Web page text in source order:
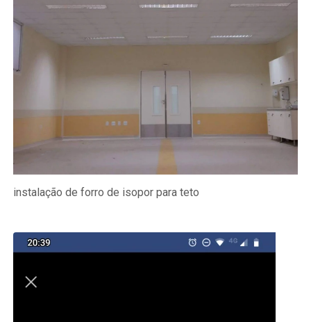
instalação de forro de isopor para teto